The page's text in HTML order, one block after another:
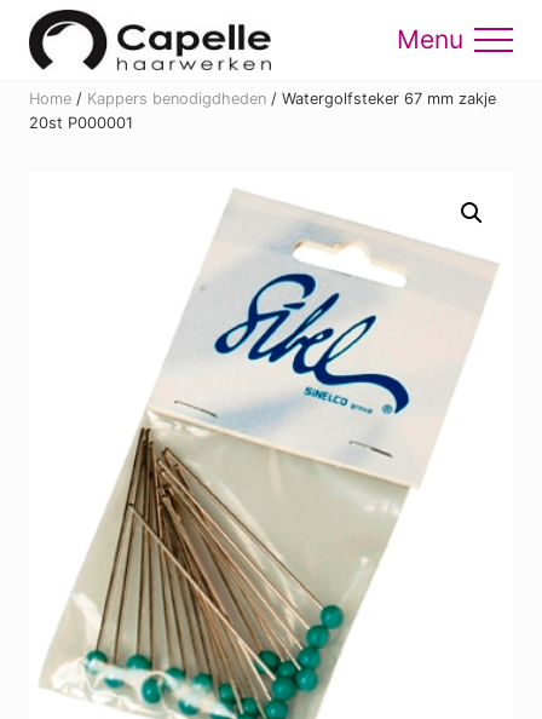
Menu
Skip
content
Skip
Menu
Home / Kappers benodigdheden / Watergolfsteker 67 mm zakje
20st P000001